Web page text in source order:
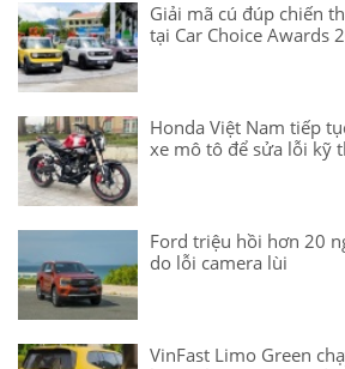
Giải mã cú đúp chiến
tại Car Choice Awards
Honda Việt Nam tiếp
xe mô tô để sửa lỗi kỹ
Ford triệu hồi hơn 20
do lỗi camera lùi
VinFast Limo Green